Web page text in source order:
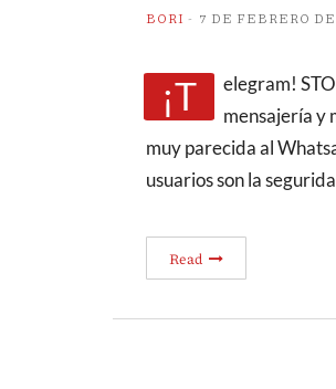
BORI 7 DE FEBRERO
¡Telegram! STOP. Bueno, no es de ese tipo, pero ha llegado una nueva aplicación de
mensajería y
muy parecida al
usuarios son la
Read